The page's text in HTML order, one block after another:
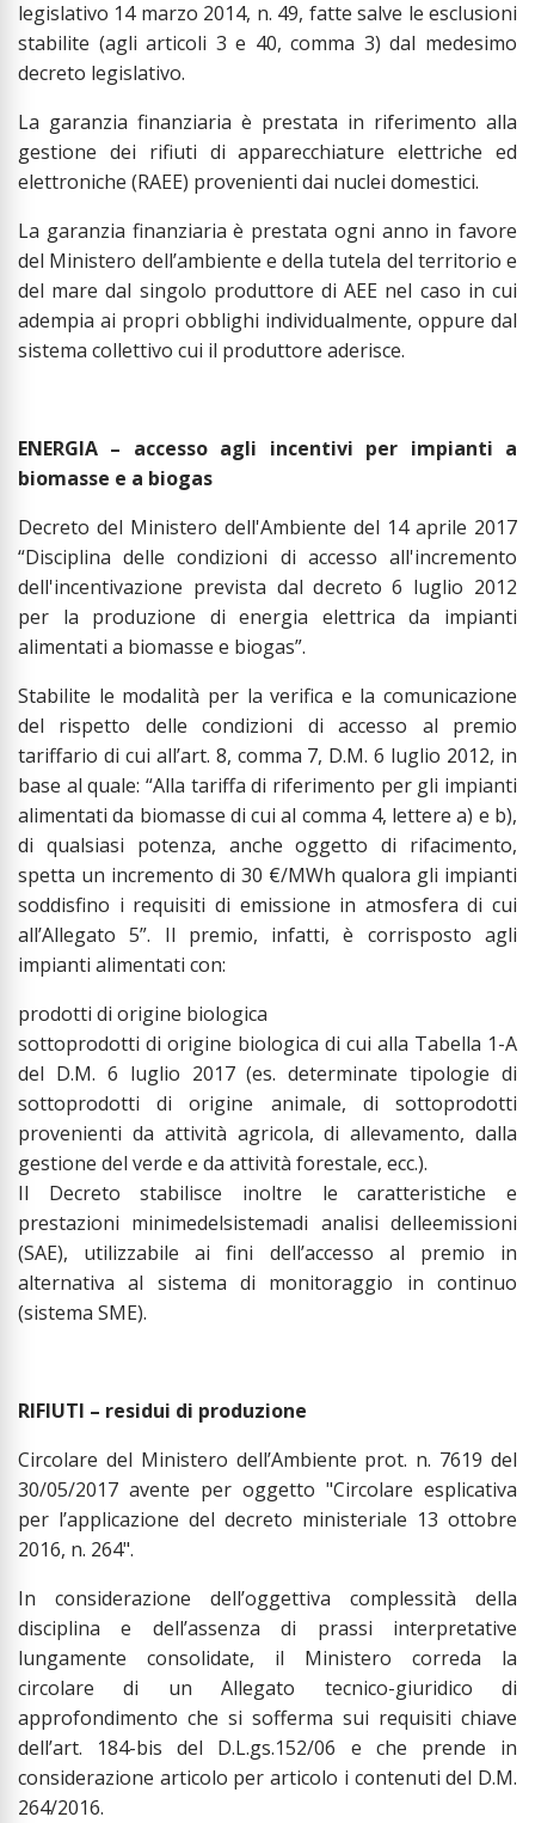
legislativo 14 marzo 2014, n. 49, fatte salve le esclusioni
stabilite (agli articoli 3 e 40, comma 3) dal medesimo
decreto legislativo.
La garanzia finanziaria è prestata in riferimento alla
gestione dei rifiuti di apparecchiature elettriche ed
elettroniche (RAEE) provenienti dai nuclei domestici.
La garanzia finanziaria è prestata ogni anno in favore
del Ministero dell’ambiente e della tutela del territorio e
del mare dal singolo produttore di AEE nel caso in cui
adempia ai propri obblighi individualmente, oppure dal
sistema collettivo cui il produttore aderisce.
ENERGIA – accesso agli incentivi per impianti a
biomasse e a biogas
Decreto del Ministero dell'Ambiente del 14 aprile 2017
“Disciplina delle condizioni di accesso all'incremento
dell'incentivazione prevista dal decreto 6 luglio 2012
per la produzione di energia elettrica da impianti
alimentati a biomasse e biogas”.
Stabilite le modalità per la verifica e la comunicazione
del rispetto delle condizioni di accesso al premio
tariffario di cui all’art. 8, comma 7, D.M. 6 luglio 2012, in
base al quale: “Alla tariffa di riferimento per gli impianti
alimentati da biomasse di cui al comma 4, lettere a) e b),
di qualsiasi potenza, anche oggetto di rifacimento,
spetta un incremento di 30 €/MWh qualora gli impianti
soddisfino i requisiti di emissione in atmosfera di cui
all’Allegato 5”. Il premio, infatti, è corrisposto agli
impianti alimentati con:
prodotti di origine biologica
sottoprodotti di origine biologica di cui alla Tabella 1-A
del D.M. 6 luglio 2017 (es. determinate tipologie di
sottoprodotti di origine animale, di sottoprodotti
provenienti da attività agricola, di allevamento, dalla
gestione del verde e da attività forestale, ecc.).
Il Decreto stabilisce inoltre le caratteristiche e
prestazioni minimedelsistemadi analisi delleemissioni
(SAE), utilizzabile ai fini dell’accesso al premio in
alternativa al sistema di monitoraggio in continuo
(sistema SME).
RIFIUTI – residui di produzione
Circolare del Ministero dell’Ambiente prot. n. 7619 del
30/05/2017 avente per oggetto "Circolare esplicativa
per l’applicazione del decreto ministeriale 13 ottobre
2016, n. 264".
In considerazione dell’oggettiva complessità della
disciplina e dell’assenza di prassi interpretative
lungamente consolidate, il Ministero correda la
circolare di un Allegato tecnico-giuridico di
approfondimento che si sofferma sui requisiti chiave
dell’art. 184-bis del D.L.gs.152/06 e che prende in
considerazione articolo per articolo i contenuti del D.M.
264/2016.